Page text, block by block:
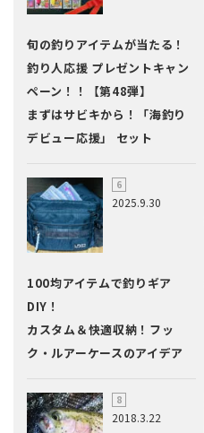
旬の釣りアイテムが当たる！
釣り人応援 プレゼントキャン
ペーン！！【第48弾】
まずはサビキから！「海釣り
デビュー応援」 セット
2025.9.30
100均アイテムで釣りギア
DIY！
カスタム＆快適収納！フッ
ク・ルアーケースのアイデア
2018.3.22